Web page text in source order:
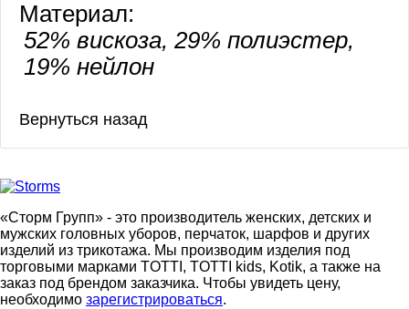
Материал:
52% вискоза, 29% полиэстер,
19% нейлон
«Сторм Групп» - это производитель женских, детских и
мужских головных уборов, перчаток, шарфов и других
изделий из трикотажа. Мы производим изделия под
торговыми марками TOTTI, TOTTI kids, Kotik, а также на
заказ под брендом заказчика. Чтобы увидеть цену,
необходимо зарегистрироваться.